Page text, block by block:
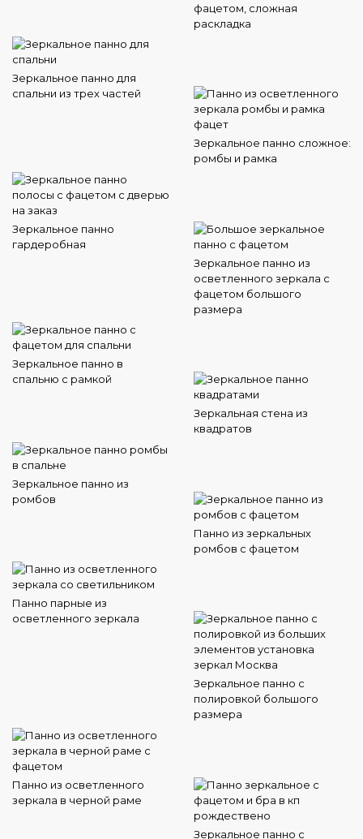
фацетом, сложная
раскладка
Зеркальное панно для
спальни из трех частей
Зеркальное панно сложное:
ромбы и рамка
Зеркальное панно
гардеробная
Зеркальное панно из
осветленного зеркала с
фацетом большого
размера
Зеркальное панно в
спальню с рамкой
Зеркальная стена из
квадратов
Зеркальное панно из
ромбов
Панно из зеркальных
ромбов с фацетом
Панно парные из
осветленного зеркала
Зеркальное панно с
полировкой большого
размера
Панно из осветленного
зеркала в черной раме
Зеркальное панно с